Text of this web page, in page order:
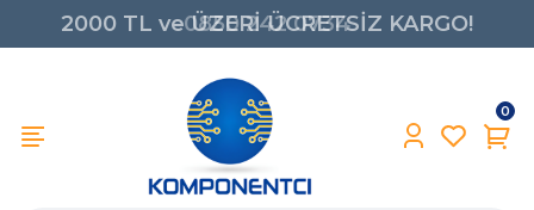
2000 TL ve ÜZERİ ÜCRETSİZ KARGO!
0850 242 0734
0